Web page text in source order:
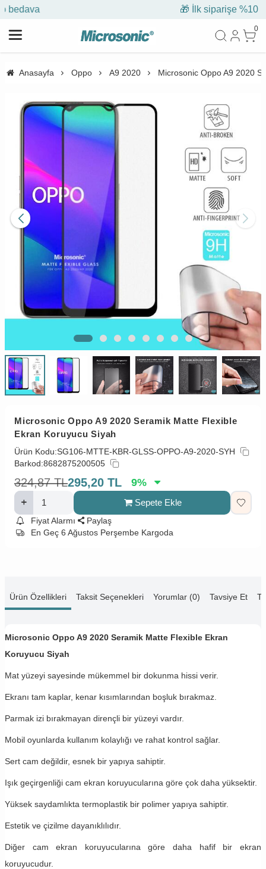
🎁 İlk siparişe %10 indirim
0
Anasayfa Oppo A9 2020 Microsonic Oppo A9 2020
Microsonic Oppo A9 2020 Seramik Matte Flexible
Ekran Koruyucu Siyah
Ürün Kodu:SG106-MTTE-KBR-GLSS-OPPO-A9-2020-SYH
Barkod:8682875200505
324,87 TL295,20 TL 9%
Sepete Ekle
Fiyat Alarmı
Paylaş
En Geç 6 Ağustos Perşembe Kargoda
Ürün Özellikleri Taksit Seçenekleri Yorumlar (0) Tavsiye Et
Microsonic Oppo A9 2020 Seramik Matte Flexible Ekran
Koruyucu Siyah
Mat yüzeyi sayesinde mükemmel bir dokunma hissi verir.
Ekranı tam kaplar, kenar kısımlarından boşluk bırakmaz.
Parmak izi bırakmayan dirençli bir yüzeyi vardır.
Mobil oyunlarda kullanım kolaylığı ve rahat kontrol sağlar.
Sert cam değildir, esnek bir yapıya sahiptir.
Işık geçirgenliği cam ekran koruyucularına göre çok daha yüksektir.
Yüksek saydamlıkta termoplastik bir polimer yapıya sahiptir.
Estetik ve çizilme dayanıklılıdır.
Diğer cam ekran koruyucularına göre daha hafif bir ekran
koruyucudur.